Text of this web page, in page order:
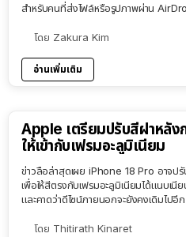
สำหรับคนที่ส่งไฟล์หรือรูปภาพผ่าน
โดย Zakura Kim
อ่านเพิ่มเติม
Apple เตรียมปรับสีฝาหลัง
ให้เข้ากับเฟรมอะลูมิเนียม
ข่าวลือล่าสุดเผย iPhone 18 Pro อาจปรั
เพื่อให้สีตรงกับเฟรมอะลูมิเนียมได้แนบเนี
และคาดว่าดีไซน์ภายนอกจะยังคงเดิมไปอี
โดย Thitirath Kinaret